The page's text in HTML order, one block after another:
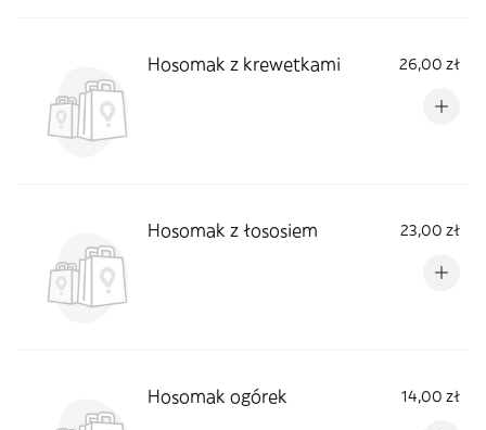
Hosomak z krewetkami 26,00 zł
Hosomak z łososiem 23,00 zł
Hosomak ogórek 14,00 zł